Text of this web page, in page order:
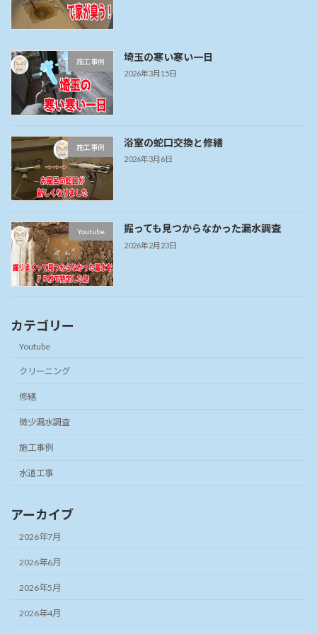
施工事例 埼玉の寒い寒い一日
2026年3月15日
施工事例 浴室の蛇口交換と修繕
2026年3月6日
Youtube 掘っても見つからなかった漏水調査
2026年2月23日
カテゴリー
Youtube
クリーニング
修繕
微少漏水調査
施工事例
水道工事
アーカイブ
2026年7月
2026年6月
2026年5月
2026年4月